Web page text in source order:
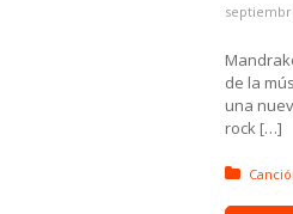
de la
una
rock […]